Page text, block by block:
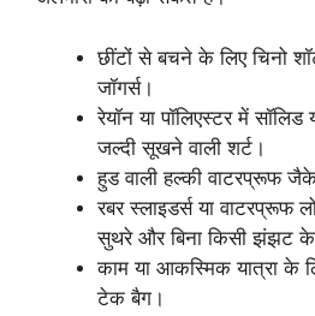
छींटों से बचने के लिए चिनो
जॉगर्स।
रेयॉन या पॉलिएस्टर में सॉलिड
जल्दी सूखने वाली शर्ट।
हुड वाली हल्की वाटरप्रूफ
रबर स्लाइडर्स या
सुथरे और बिना किसी झंझट
काम या आकस्मिक यात्रा के
टेक बैग।